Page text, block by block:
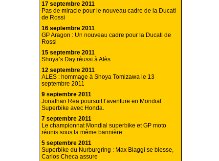
17 septembre 2011
Pas de miracle pour le nouveau cadre de la Ducati
de Rossi
16 septembre 2011
GP Aragon : Un nouveau cadre pour la Ducati de
Rossi
15 septembre 2011
Shoya’s Day réussi à Alès
12 septembre 2011
ALES : hommage à Shoya Tomizawa le 13
septembre 2011
9 septembre 2011
Jonathan Rea poursuit l’aventure en Mondial
Superbike avec Honda.
7 septembre 2011
Le championnat Mondial superbike et GP moto
réunis sous la même bannière
5 septembre 2011
Superbike du Nurburgring : Max Biaggi se blesse,
Carlos Checa assure